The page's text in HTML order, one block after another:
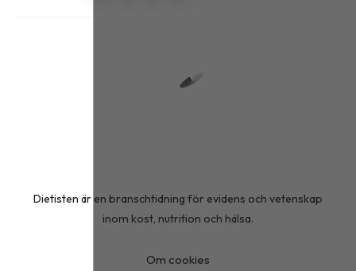
Dietisten är en branschtidning för evidens och vetenskap
inom kost, nutrition och hälsa.
Om cookies